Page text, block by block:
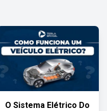
O Sistema Elétrico Do